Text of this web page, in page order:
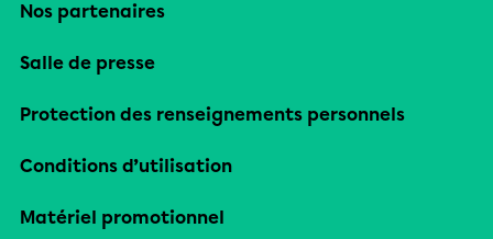
Nos partenaires
Salle de presse
Protection des renseignements personnels
Conditions d’utilisation
Matériel promotionnel